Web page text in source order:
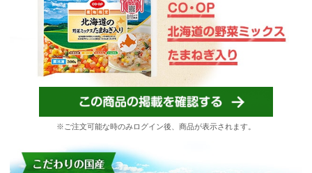
※ご注文可能な時のみログイン後、商品が表示されます。